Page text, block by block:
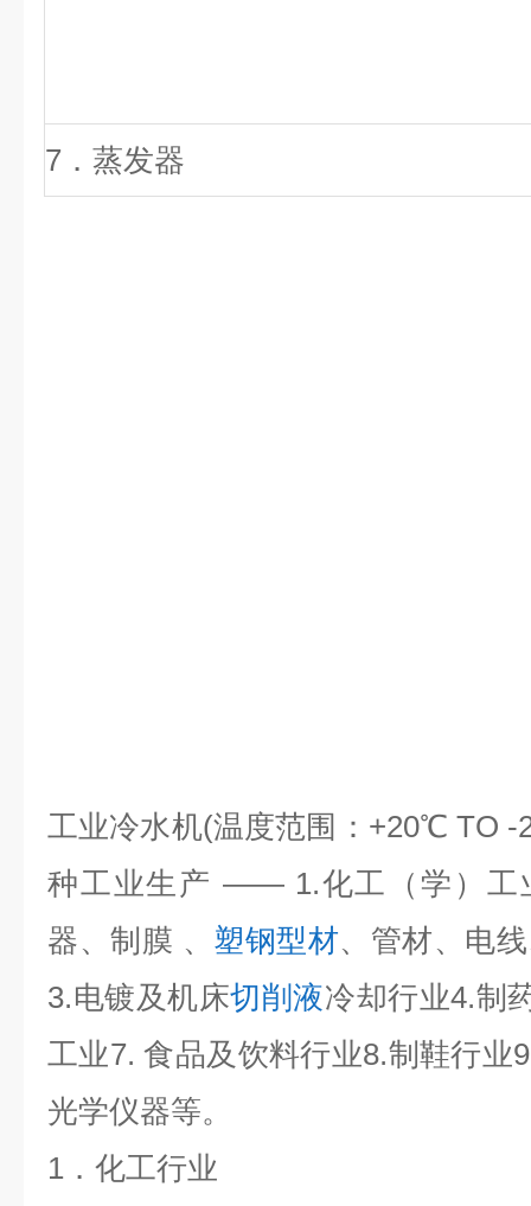
7．蒸发器
工业冷水机(温度范围：+20℃ TO
种工业生产 —— 1.化工（学）工
器、制膜 、 塑钢型材、管材、电
3.电镀及机床切削液冷却行业4.制
工业7. 食品及饮料行业8.制鞋行业
光学仪器等。
1．化工行业